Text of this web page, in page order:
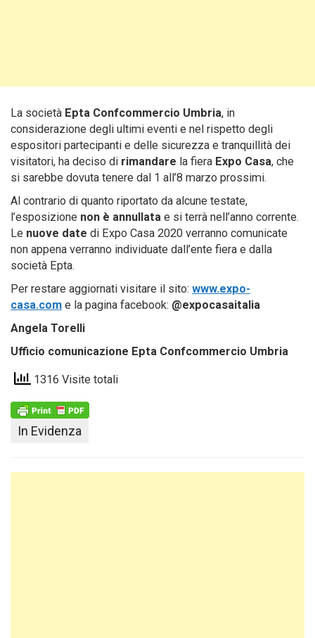
La società Epta Confcommercio Umbria, in
considerazione degli ultimi eventi e nel rispetto degli
espositori partecipanti e delle sicurezza e tranquillità dei
visitatori, ha deciso di rimandare la fiera Expo Casa, che
si sarebbe dovuta tenere dal 1 all’8 marzo prossimi.
Al contrario di quanto riportato da alcune testate,
l’esposizione non è annullata e si terrà nell’anno corrente.
Le nuove date di Expo Casa 2020 verranno comunicate
non appena verranno individuate dall’ente fiera e dalla
società Epta.
Per restare aggiornati visitare il sito: www.expo-
casa.com e la pagina facebook: @expocasaitalia
Angela Torelli
Ufficio comunicazione Epta Confcommercio Umbria
1316 Visite totali
In Evidenza